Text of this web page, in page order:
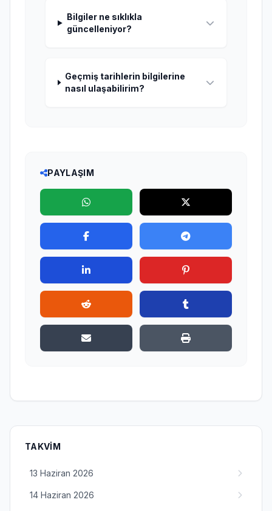
Bilgiler ne sıklıkla
güncelleniyor?
Geçmiş tarihlerin bilgilerine
nasıl ulaşabilirim?
PAYLAŞIM
TAKVIM
13 Haziran 2026
14 Haziran 2026